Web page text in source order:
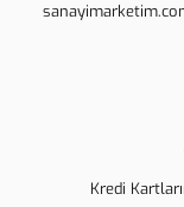
Kredi